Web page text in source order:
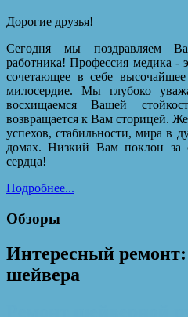
Дорогие друзья!
Сегодня мы поздравляем
работника! Профессия медика -
сочетающее в себе
милосердие. Мы глубоко
восхищаемся Вашей
возвращается к Вам сторицей.
успехов, стабильности, мира в
домах. Низкий Вам поклон за
сердца!
Подробнее...
Обзоры
Интересный ремонт:
шейвера